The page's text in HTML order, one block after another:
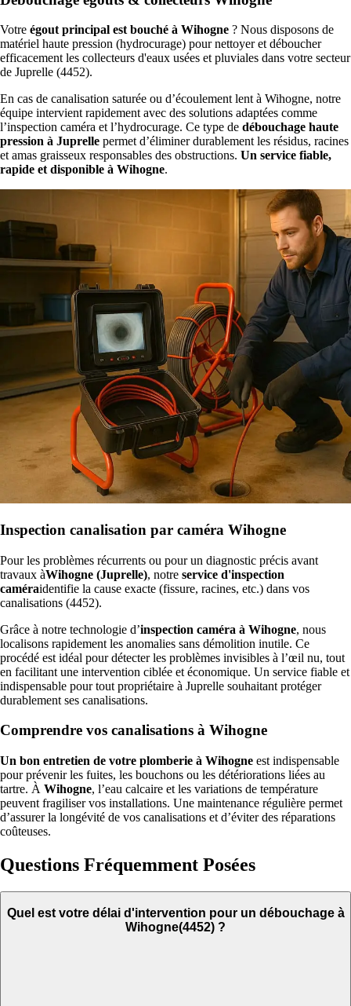
Votre égout principal est bouché à Wihogne ? Nous disposons de
matériel haute pression (hydrocurage) pour nettoyer et déboucher
efficacement les collecteurs d'eaux usées et pluviales dans votre secteur
de Juprelle (4452).
En cas de canalisation saturée ou d’écoulement lent à Wihogne, notre
équipe intervient rapidement avec des solutions adaptées comme
l’inspection caméra et l’hydrocurage. Ce type de débouchage haute
pression à Juprelle permet d’éliminer durablement les résidus, racines
et amas graisseux responsables des obstructions. Un service fiable,
rapide et disponible à Wihogne.
Inspection canalisation par caméra Wihogne
Pour les problèmes récurrents ou pour un diagnostic précis avant
travaux àWihogne (Juprelle), notre service d'inspection
caméraidentifie la cause exacte (fissure, racines, etc.) dans vos
canalisations (4452).
Grâce à notre technologie d’inspection caméra à Wihogne, nous
localisons rapidement les anomalies sans démolition inutile. Ce
procédé est idéal pour détecter les problèmes invisibles à l’œil nu, tout
en facilitant une intervention ciblée et économique. Un service fiable et
indispensable pour tout propriétaire à Juprelle souhaitant protéger
durablement ses canalisations.
Comprendre vos canalisations à Wihogne
Un bon entretien de votre plomberie à Wihogne est indispensable
pour prévenir les fuites, les bouchons ou les détériorations liées au
tartre. À Wihogne, l’eau calcaire et les variations de température
peuvent fragiliser vos installations. Une maintenance régulière permet
d’assurer la longévité de vos canalisations et d’éviter des réparations
coûteuses.
Questions Fréquemment Posées
Quel est votre délai d'intervention pour un débouchage à
Wihogne(4452) ?